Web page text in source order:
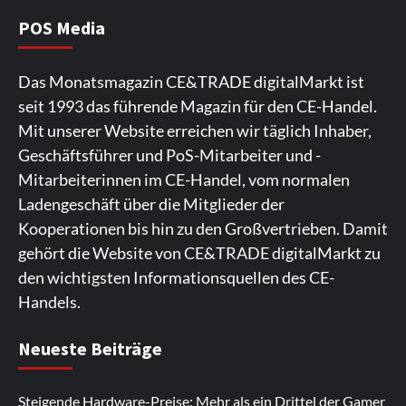
5
6
CHERRY baut Vertriebsteam in
strategisch wichtigen Märkten aus
7
Smart Living Top Story
Verbraucher setzen immer mehr auf
Klimageräte und Ventilatoren
POS Media
Das Monatsmagazin CE&TRADE digitalMarkt ist
seit 1993 das führende Magazin für den CE-Handel.
Mit unserer Website erreichen wir täglich Inhaber,
Geschäftsführer und PoS-Mitarbeiter und -
Mitarbeiterinnen im CE-Handel, vom normalen
Ladengeschäft über die Mitglieder der
Kooperationen bis hin zu den Großvertrieben. Damit
gehört die Website von CE&TRADE digitalMarkt zu
den wichtigsten Informationsquellen des CE-
Handels.
Plattform bietet Casinospiele und verschiedene
komfortables Spielerlebnis. Die App ermöglicht
regelmäßig. Die Plattform bietet farbenfrohe
Die Gaming-Plattform bietet eine große Auswahl an
Spielautomaten. Die Benutzeroberfläche ist auf eine
Ein weiterer Ort, an dem man Spielautomaten
entdecken kann, ist. Die Seite legt den Schwerpunkt
Neueste Beiträge
Steigende Hardware-Preise: Mehr als ein Drittel der Gamer